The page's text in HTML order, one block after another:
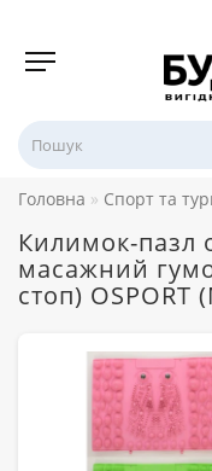
Головна Спорт та
Килимок-пазл
масажний
стоп) OSPORT